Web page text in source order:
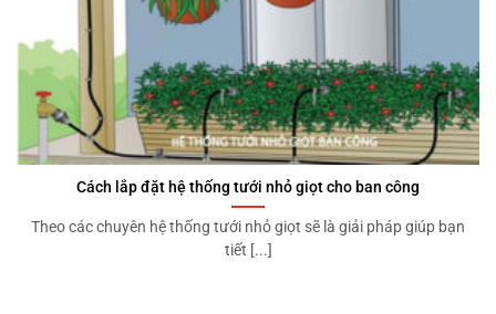
Cách lắp đặt hệ thống tưới nhỏ giọt cho ban công
Theo các chuyên hệ thống tưới nhỏ giọt sẽ là giải pháp giúp bạn
tiết [...]